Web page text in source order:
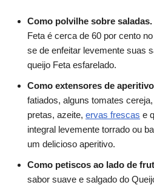
Como polvilhe sobre saladas.
Feta é cerca de 60 por cento
se de enfeitar levemente suas
queijo Feta esfarelado.
Como extensores de
fatiados, alguns tomates
pretas, azeite, ervas frescas e
integral levemente torrado ou
um delicioso aperitivo.
Como petiscos ao lado de
sabor suave e salgado do